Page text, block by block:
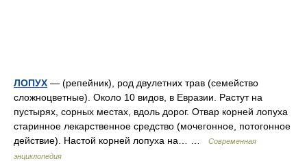
ЛОПУХ — (репейник), род двулетних трав (семейство
сложноцветные). Около 10 видов, в Евразии. Растут на
пустырях, сорных местах, вдоль дорог. Отвар корней лопуха
старинное лекарственное средство (мочегонное, потогонное
действие). Настой корней лопуха на… …
Современная
энциклопедия